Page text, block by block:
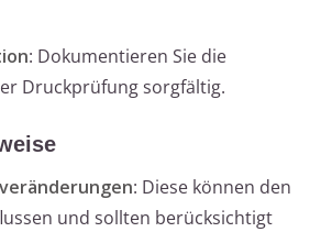
: Dokumentieren Sie die
Druckprüfung sorgfältig.
: Diese können den
und sollten berücksichtigt